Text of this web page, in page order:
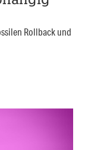
Rollback und